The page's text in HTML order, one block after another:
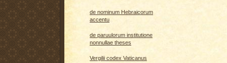
de nominum Hebraicorum
accentu
de paruulorum institutione
nonnullae theses
Vergilii codex Vaticanus